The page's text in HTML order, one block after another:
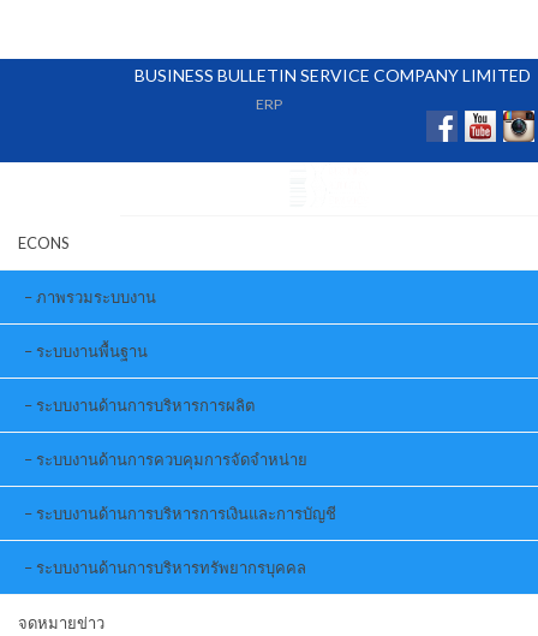
BUSINESS BULLETIN SERVICE COMPANY LIMITED
ERP
ECONS
ภาพรวมระบบงาน
ระบบงานพื้นฐาน
ระบบงานด้านการบริหารการผลิต
ระบบงานด้านการควบคุมการจัดจำหน่าย
ระบบงานด้านการบริหารการเงินและการบัญชี
ระบบงานด้านการบริหารทรัพยากรบุคคล
จดหมายข่าว